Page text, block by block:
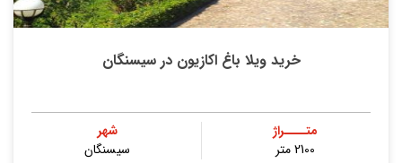
خرید ویلا باغ اکازیون در سیسنگان
متــــراژ
2100 متر
شهر
سیسنگان